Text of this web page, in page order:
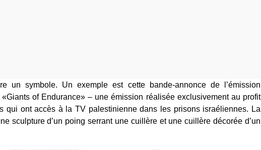
un symbole. Un exemple est cette bande-annonce de l’émission
of Endurance» – une émission réalisée exclusivement au profit
qui ont accès à la TV palestinienne dans les prisons israéliennes. La
sculpture d’un poing serrant une cuillère et une cuillère décorée d’un